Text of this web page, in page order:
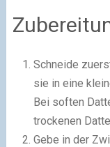
Schneide
sie in eine
Bei soften
trockenen
Gebe in der